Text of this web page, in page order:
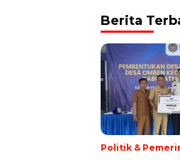
Berita
Politik &